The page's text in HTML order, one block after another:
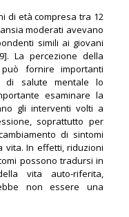
di età compresa tra 12
moderati avevano
simili ai giovani
La percezione della
fornire importanti
di salute mentale lo
esaminare la
gli interventi volti a
soprattutto per
di sintomi
vita. In effetti, riduzioni
possono tradursi in
vita auto-riferita,
non essere una